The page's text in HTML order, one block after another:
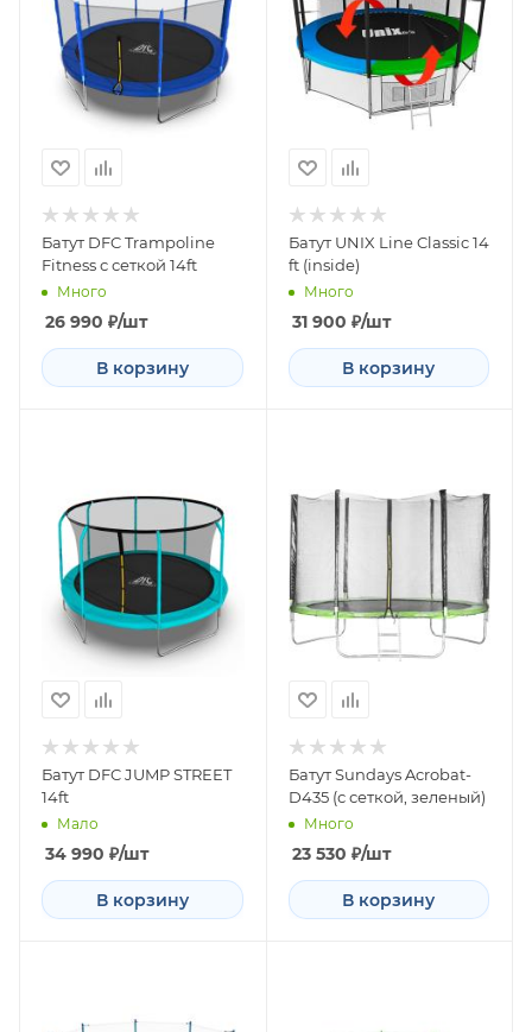
Батут DFC Trampoline
Fitness с сеткой 14ft
Много
26 990 ₽/шт
В корзину
Батут UNIX Line Classic 14
ft (inside)
Много
31 900 ₽/шт
В корзину
Батут DFC JUMP STREET
14ft
Мало
34 990 ₽/шт
В корзину
Батут Sundays Acrobat-
D435 (с сеткой, зеленый)
Много
23 530 ₽/шт
В корзину